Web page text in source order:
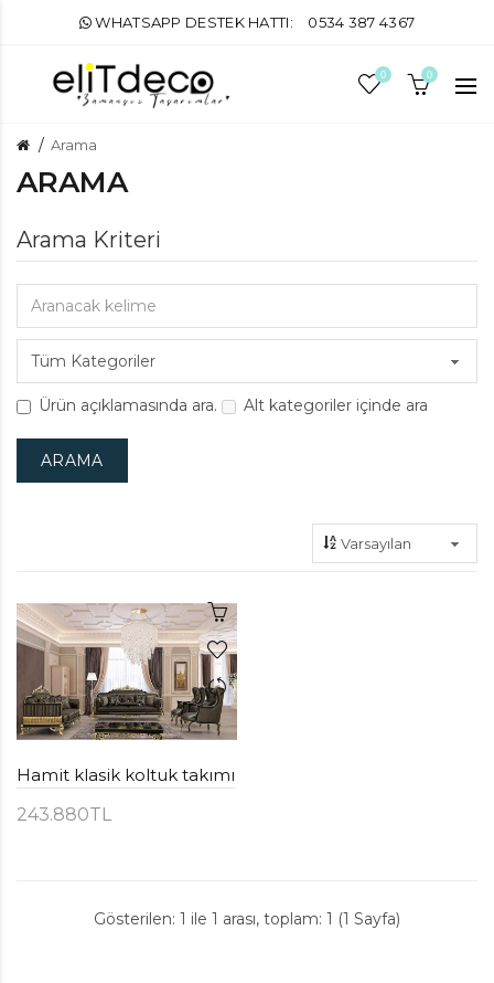
WHATSAPP DESTEK HATTI: 0534 387 4367
0 0
Arama
ARAMA
Arama Kriteri
Ürün açıklamasında ara. Alt kategoriler içinde ara
Hamit klasik koltuk takımı
243.880TL
Gösterilen: 1 ile 1 arası, toplam: 1 (1 Sayfa)